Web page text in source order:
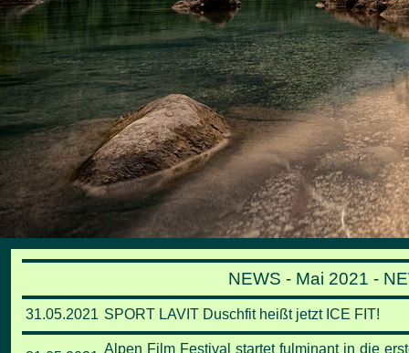
NEWS - Mai 2021 -
31.05.2021 SPORT LAVIT Duschfit heißt jetzt ICE FIT!
Alpen Film Festival startet fulminant in die